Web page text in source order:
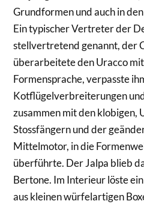
Grundformen und auch in
Ein typischer Vertreter der
stellvertretend genannt, der
überarbeitete den Uracco
Formensprache, verpasste
Kotflügelverbreiterungen
zusammen mit den klobigen,
Stossfängern und der
Mittelmotor, in die
überführte. Der Jalpa blieb
Bertone. Im Interieur löste
aus kleinen würfelartigen